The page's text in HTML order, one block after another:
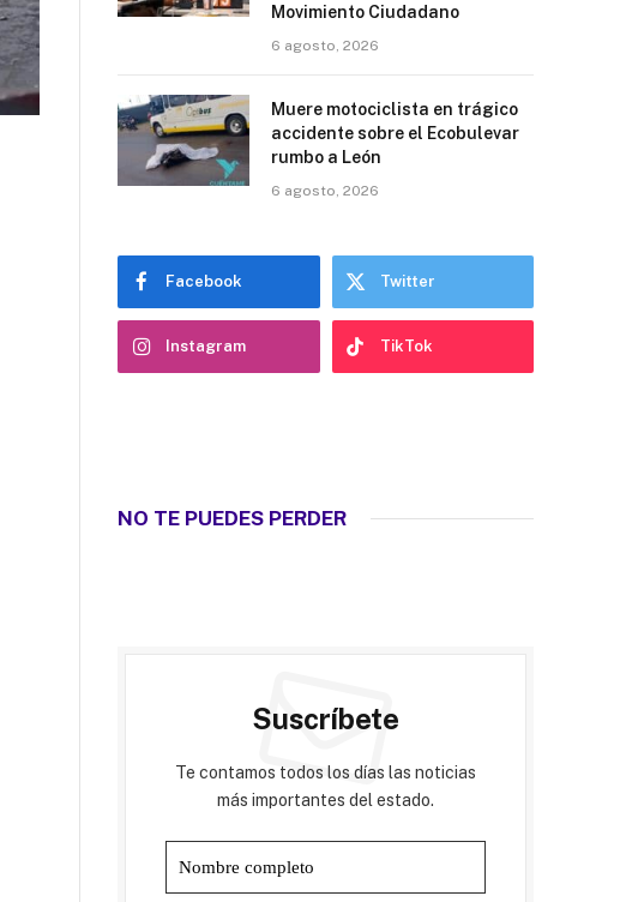
Movimiento Ciudadano
6 agosto, 2026
Muere motociclista en trágico
accidente sobre el Ecobulevar
rumbo a León
6 agosto, 2026
Facebook Twitter
Instagram TikTok
NO TE PUEDES PERDER
Suscríbete
Te contamos todos los días las noticias
más importantes del estado.